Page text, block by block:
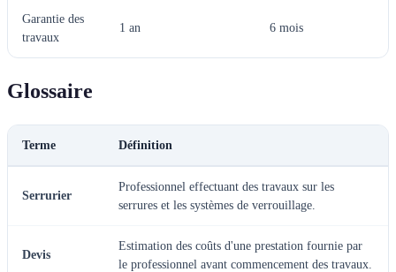
Garantie des
travaux
1 an 6 mois
Glossaire
Terme Définition
Serrurier
Professionnel effectuant des travaux sur les
serrures et les systèmes de verrouillage.
Devis
Estimation des coûts d'une prestation fournie par
le professionnel avant commencement des travaux.